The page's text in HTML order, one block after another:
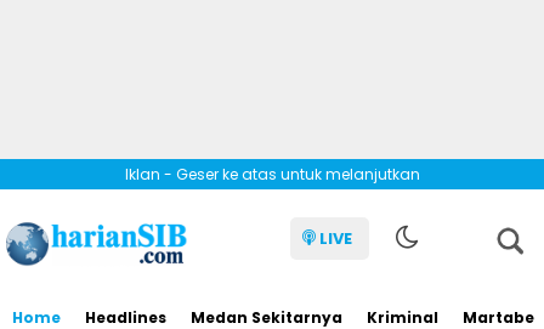
Iklan - Geser ke atas untuk melanjutkan
LIVE
Home Headlines Medan Sekitarnya Kriminal Martabe